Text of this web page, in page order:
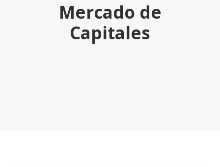
TRANSACCIONES RELEVANTES
Mercado de
Capitales